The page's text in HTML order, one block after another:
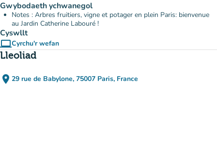
Gwybodaeth ychwanegol
Notes : Arbres fruitiers, vigne et potager en plein Paris: bienvenue
au Jardin Catherine Labouré !
Cyswllt
computerCyrchu'r wefan
(tab newydd)
Lleoliad
place 29 rue de Babylone, 75007 Paris, France
(agor yn Google Maps)
(tab newydd)